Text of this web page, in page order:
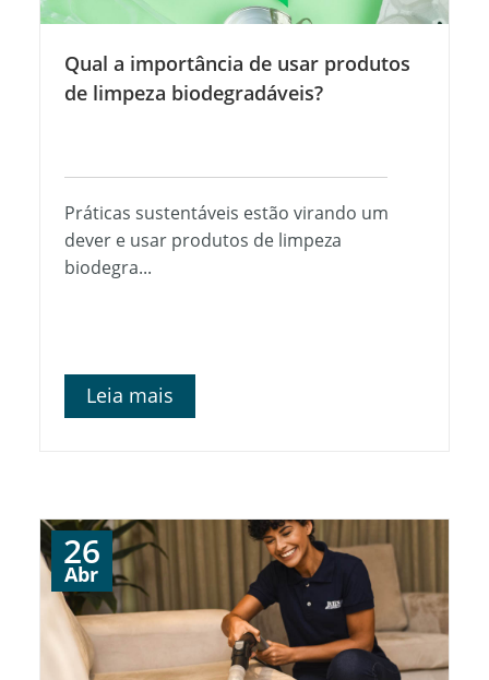
Qual a importância de usar produtos
de limpeza biodegradáveis?
Práticas sustentáveis estão virando um
dever e usar produtos de limpeza
biodegra...
Leia mais
26
Abr